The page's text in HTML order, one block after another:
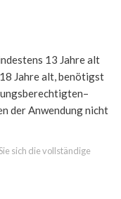
13 Jahre alt
Jahre alt, benötigst
der Anwendung nicht
sich die vollständige